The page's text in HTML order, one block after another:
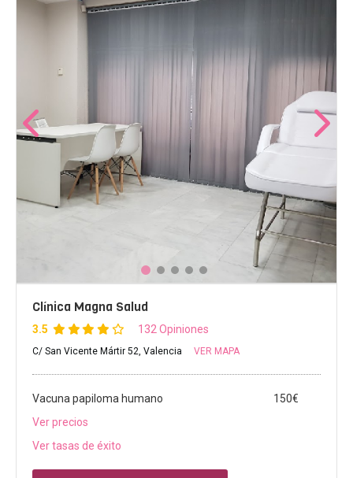
Clínica Magna Salud
3.5 132 Opiniones
C/ San Vicente Mártir 52, Valencia VER MAPA
Vacuna papiloma humano
150€
Ver precios
Ver tasas de éxito